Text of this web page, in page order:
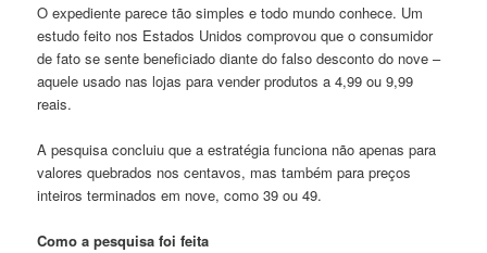
O expediente parece tão simples e todo mundo conhece. Um
estudo feito nos Estados Unidos comprovou que o consumidor
de fato se sente beneficiado diante do falso desconto do nove –
aquele usado nas lojas para vender produtos a 4,99 ou 9,99
reais.
A pesquisa concluiu que a estratégia funciona não apenas para
valores quebrados nos centavos, mas também para preços
inteiros terminados em nove, como 39 ou 49.
Como a pesquisa foi feita